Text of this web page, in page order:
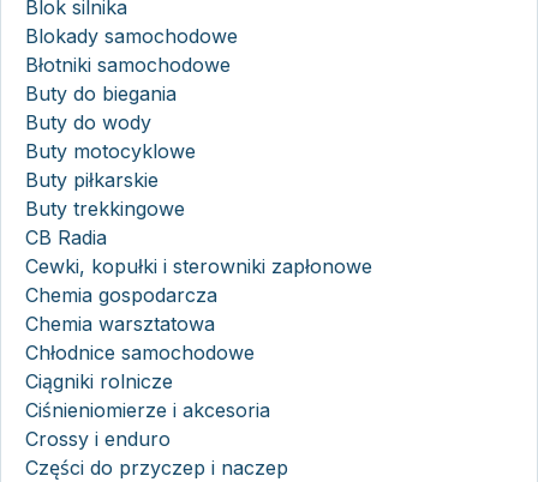
Blok silnika
Blokady samochodowe
Błotniki samochodowe
Buty do biegania
Buty do wody
Buty motocyklowe
Buty piłkarskie
Buty trekkingowe
CB Radia
Cewki, kopułki i sterowniki zapłonowe
Chemia gospodarcza
Chemia warsztatowa
Chłodnice samochodowe
Ciągniki rolnicze
Ciśnieniomierze i akcesoria
Crossy i enduro
Części do przyczep i naczep